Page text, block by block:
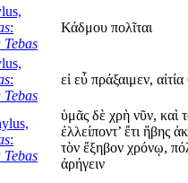
:
Tebas
Κάδμου πολῖται
:
Tebas
εἰ εὖ πράξαιμεν,
:
Tebas
ὑμᾶς δὲ χρὴ νῦν, καὶ
ἐλλείποντ’ ἔτι ἥβης
τὸν ἔξηβον χρόνῳ,
ἀρήγειν